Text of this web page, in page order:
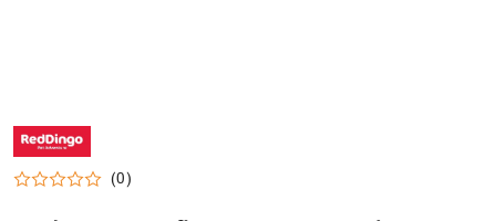
NAZWA
PRODUCENTA:
RED
DINGO (0)